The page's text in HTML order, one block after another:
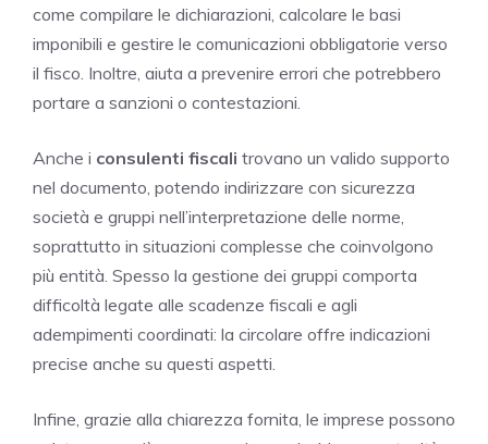
come compilare le dichiarazioni, calcolare le basi
imponibili e gestire le comunicazioni obbligatorie verso
il fisco. Inoltre, aiuta a prevenire errori che potrebbero
portare a sanzioni o contestazioni.
Anche i consulenti fiscali trovano un valido supporto
nel documento, potendo indirizzare con sicurezza
società e gruppi nell’interpretazione delle norme,
soprattutto in situazioni complesse che coinvolgono
più entità. Spesso la gestione dei gruppi comporta
difficoltà legate alle scadenze fiscali e agli
adempimenti coordinati: la circolare offre indicazioni
precise anche su questi aspetti.
Infine, grazie alla chiarezza fornita, le imprese possono